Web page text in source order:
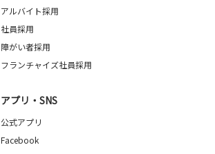
アルバイト採用
社員採用
障がい者採用
フランチャイズ社員採用
アプリ・SNS
公式アプリ
Facebook